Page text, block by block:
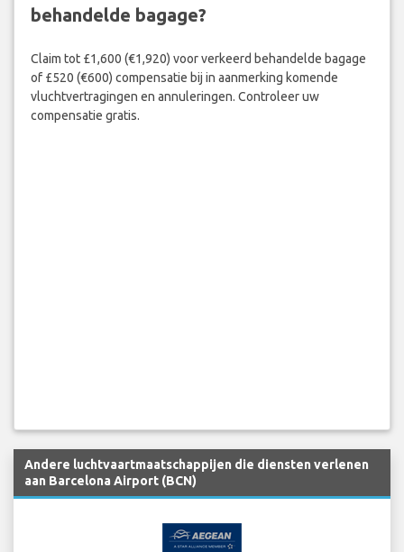
behandelde bagage?
Claim tot £1,600 (€1,920) voor verkeerd behandelde bagage
of £520 (€600) compensatie bij in aanmerking komende
vluchtvertragingen en annuleringen. Controleer uw
compensatie gratis.
Andere luchtvaartmaatschappijen die diensten verlenen
aan Barcelona Airport (BCN)